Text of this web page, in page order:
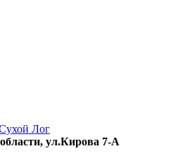
Лог
ул.Кирова 7-А